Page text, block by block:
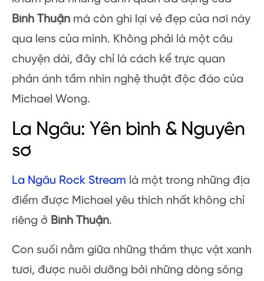
Bình Thuận mà còn ghi lại vẻ đẹp của nơi này
qua lens của mình. Không phải là một câu
chuyện dài, đây chỉ là cách kể trực quan
phản ánh tầm nhìn nghệ thuật độc đáo của
Michael Wong.
La Ngâu: Yên bình & Nguyên
sơ
La Ngâu Rock Stream là một trong những địa
điểm được Michael yêu thích nhất không chỉ
riêng ở Bình Thuận.
Con suối nằm giữa những thảm thực vật xanh
tươi, được nuôi dưỡng bởi những dòng sông